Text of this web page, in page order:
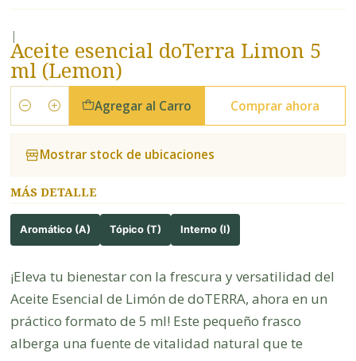
|
Aceite esencial doTerra Limon 5
ml (Lemon)
Cantidad
Agregar al Carro Comprar ahora
Mostrar stock de ubicaciones
MÁS DETALLE
Aromático (A) Tópico (T) Interno (I)
¡Eleva tu bienestar con la frescura y versatilidad del
Aceite Esencial de Limón de doTERRA, ahora en un
práctico formato de 5 ml! Este pequeño frasco
alberga una fuente de vitalidad natural que te